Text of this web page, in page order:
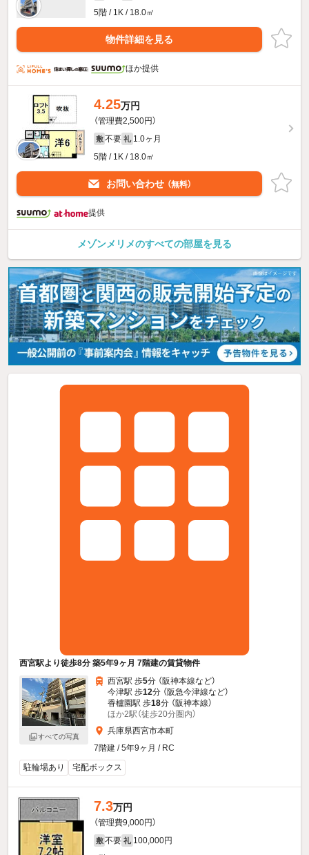
5階 / 1K / 18.0㎡
物件詳細を見る
ほか提供
4.25万円
（管理費2,500円）
敷 不要 礼 1.0ヶ月
5階 / 1K / 18.0㎡
お問い合わせ （無料）
提供
メゾンメリメのすべての部屋を見る
西宮駅より徒歩8分 築5年9ヶ月 7階建の賃貸物件
すべての写真
西宮駅 歩5分 （阪神本線など）
今津駅 歩12分 （阪急今津線など）
香櫨園駅 歩18分 （阪神本線）
ほか2駅（徒歩20分圏内）
兵庫県西宮市本町
7階建 / 5年9ヶ月 / RC
駐輪場あり
宅配ボックス
7.3万円
（管理費9,000円）
敷 不要 礼 100,000円